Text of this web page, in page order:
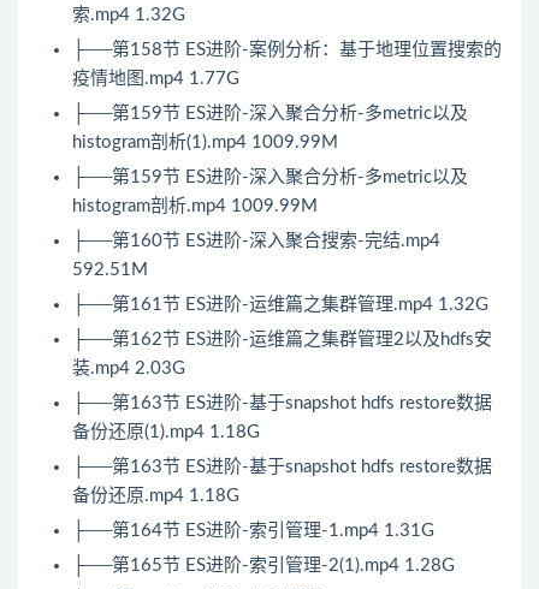
索.mp4 1.32G
├──第158节 ES进阶-案例分析：基于地理位置搜索的
疫情地图.mp4 1.77G
├──第159节 ES进阶-深入聚合分析-多metric以及
histogram剖析(1).mp4 1009.99M
├──第159节 ES进阶-深入聚合分析-多metric以及
histogram剖析.mp4 1009.99M
├──第160节 ES进阶-深入聚合搜索-完结.mp4
592.51M
├──第161节 ES进阶-运维篇之集群管理.mp4 1.32G
├──第162节 ES进阶-运维篇之集群管理2以及hdfs安
装.mp4 2.03G
├──第163节 ES进阶-基于snapshot hdfs restore数据
备份还原(1).mp4 1.18G
├──第163节 ES进阶-基于snapshot hdfs restore数据
备份还原.mp4 1.18G
├──第164节 ES进阶-索引管理-1.mp4 1.31G
├──第165节 ES进阶-索引管理-2(1).mp4 1.28G